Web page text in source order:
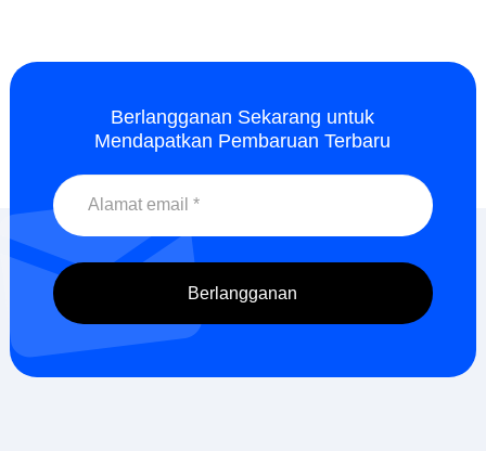
Berlangganan Sekarang untuk
Mendapatkan Pembaruan Terbaru